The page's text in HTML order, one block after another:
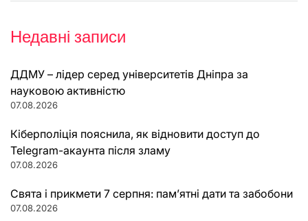
Недавні записи
ДДМУ – лідер серед університетів Дніпра за
науковою активністю
07.08.2026
Кіберполіція пояснила, як відновити доступ до
Telegram-акаунта після зламу
07.08.2026
Свята і прикмети 7 серпня: пам’ятні дати та забобони
07.08.2026